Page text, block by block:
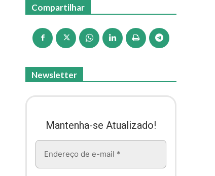
Compartilhar
Newsletter
Mantenha-se Atualizado!